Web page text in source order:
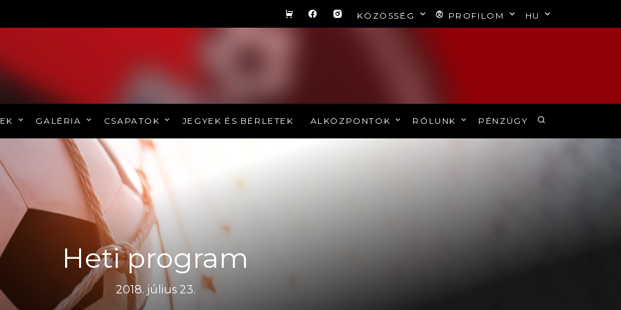
KÖZÖSSÉG PROFILOM HU
GALÉRIA CSAPATOK JEGYEK ÉS BÉRLETEK ALKÖZPONTOK RÓLUNK PÉNZÜGY
Heti program
2018. július 23.